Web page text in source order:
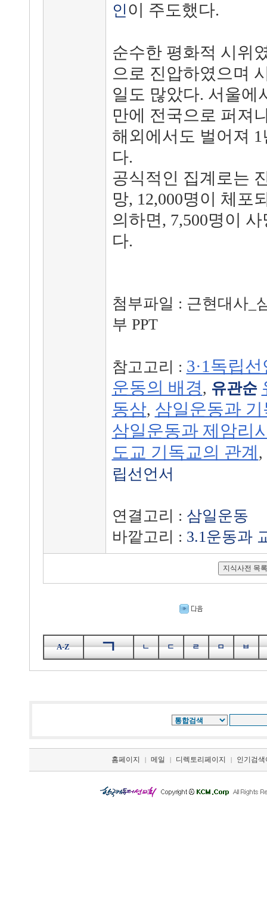
인 이 주도했다.
순수한 평화적 시위
으로 진압하였으며
일도 많았다. 서울에
만에 전국으로 퍼져
해외에서도 벌어져
다.
공식적인 집계로는
망, 12,000명이 체포
의하면, 7,500명이
다.
첨부파일 : 근현대사_
부 PPT
참고고리 : 3·1독립
운동의 배경, 유관순
동삼, 삼일운동과 기
삼일운동과 제암리
도교 기독교의 관계 ,
립선언서
연결고리 : 삼일운동
바깥고리 : 3.1운동과
A-Z ㄱ ㄴ ㄷ ㄹ ㅁ ㅂ
홈페이지 | 메일 | 디렉토리페이지 | 인기검색